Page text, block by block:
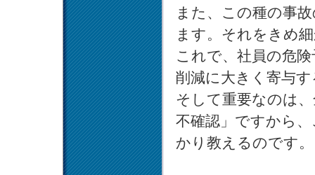
また、この種の事
ます。それをきめ
これで、社員の危
削減に大きく寄与
そして重要なのは
不確認」ですから
かり教えるのです。